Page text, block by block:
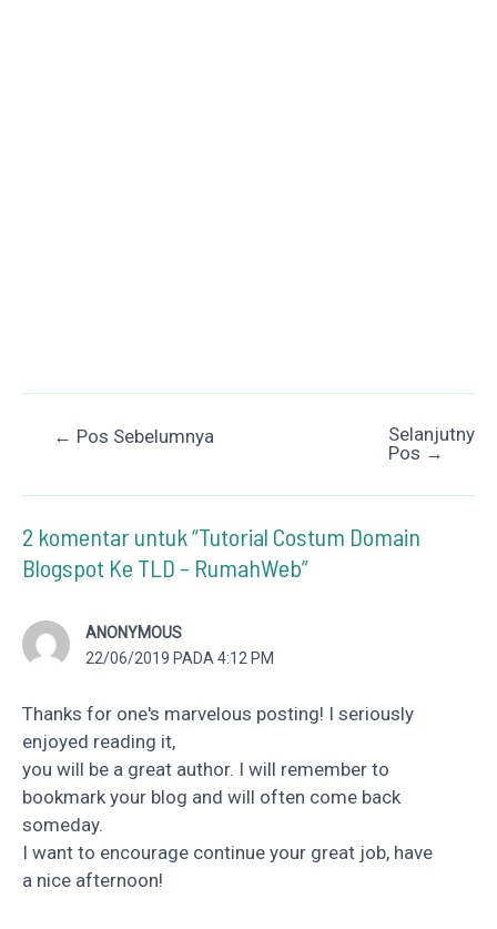
Post← Pos Sebelumnya
Selanjutnya
Pos →
2 komentar untuk “Tutorial Costum Domain
Blogspot Ke TLD – RumahWeb”
ANONYMOUS
22/06/2019 PADA 4:12 PM
Thanks for one's marvelous posting! I seriously
enjoyed reading it,
you will be a great author. I will remember to
bookmark your blog and will often come back
someday.
I want to encourage continue your great job, have
a nice afternoon!